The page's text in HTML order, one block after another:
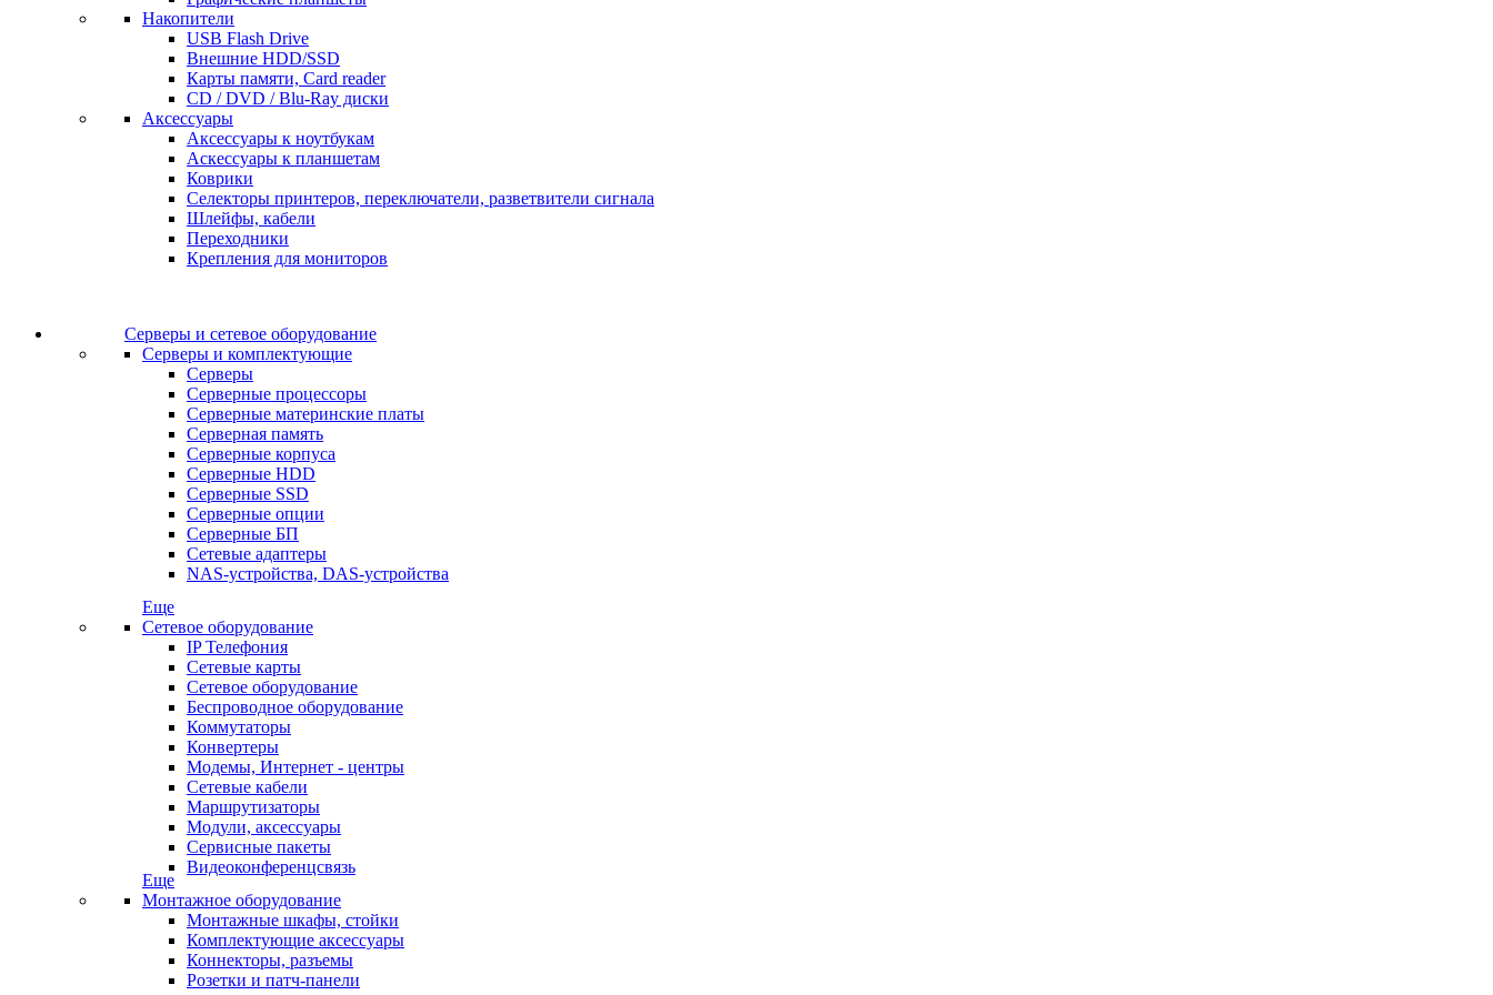
Накопители
USB Flash Drive
Внешние HDD/SSD
Карты памяти, Card reader
CD / DVD / Blu-Ray диски
Аксессуары
Аксессуары к ноутбукам
Аскессуары к планшетам
Коврики
Селекторы принтеров, переключатели, разветвители сигнала
Шлейфы, кабели
Переходники
Крепления для мониторов
Серверы и сетевое оборудование
Серверы и комплектующие
Серверы
Серверные процессоры
Серверные материнские платы
Серверная память
Серверные корпуса
Серверные HDD
Серверные SSD
Серверные опции
Серверные БП
Сетевые адаптеры
NAS-устройства, DAS-устройства
Еще
Сетевое оборудование
IP Телефония
Сетевые карты
Сетевое оборудование
Беспроводное оборудование
Коммутаторы
Конвертеры
Модемы, Интернет - центры
Сетевые кабели
Маршрутизаторы
Модули, аксессуары
Сервисные пакеты
Видеоконференцсвязь
Еще
Монтажное оборудование
Монтажные шкафы, стойки
Комплектующие аксессуары
Коннекторы, разъемы
Розетки и патч-панели